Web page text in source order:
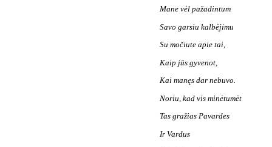
Mane vėl pažadintum
Savo garsiu kalbėjimu
Su močiute apie tai,
Kaip jūs gyvenot,
Kai manęs dar nebuvo.
Noriu, kad vis minėtumėt
Tas gražias Pavardes
Ir Vardus